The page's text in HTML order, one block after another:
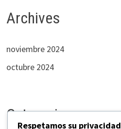
Archives
noviembre 2024
octubre 2024
Categories
Respetamos su privacidad